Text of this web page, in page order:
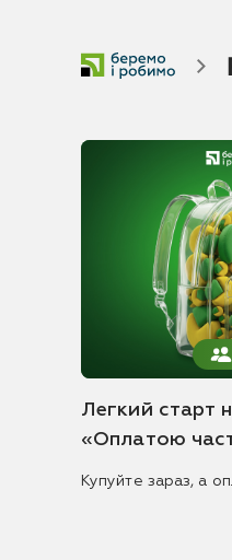
Легкий старт
«Оплатою
Купуйте зараз, а